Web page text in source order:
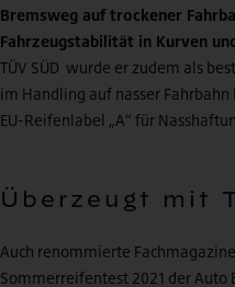
Bremsweg auf trockener
Fahrzeugstabilität in Kurven
TÜV SÜD wurde er zudem als
im Handling auf nasser
EU-Reifenlabel „A“ für
Überzeugt mit
Auch renommierte
Sommerreifentest 2021 der Auto